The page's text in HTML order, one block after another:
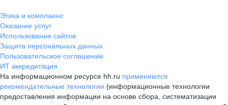
Этика и комплаенс
Оказание услуг
Использование сайтов
Защита персональных данных
Пользовательское соглашение
ИТ аккредитация
На информационном ресурсе hh.ru применяются
рекомендательные технологии (информационные технологии
предоставления информации на основе сбора, систематизации